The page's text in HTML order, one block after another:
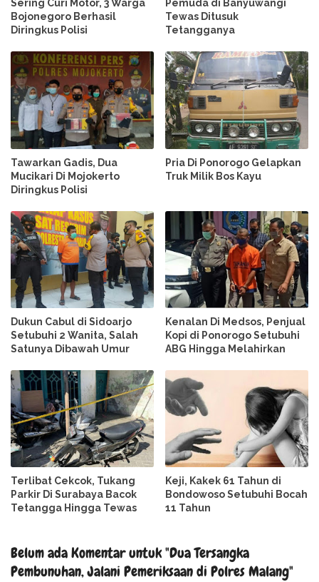
Sering Curi Motor, 3 Warga
Bojonegoro Berhasil
Diringkus Polisi
Pemuda di Banyuwangi
Tewas Ditusuk
Tetangganya
Tawarkan Gadis, Dua
Mucikari Di Mojokerto
Diringkus Polisi
Pria Di Ponorogo Gelapkan
Truk Milik Bos Kayu
Dukun Cabul di Sidoarjo
Setubuhi 2 Wanita, Salah
Satunya Dibawah Umur
Kenalan Di Medsos, Penjual
Kopi di Ponorogo Setubuhi
ABG Hingga Melahirkan
Terlibat Cekcok, Tukang
Parkir Di Surabaya Bacok
Tetangga Hingga Tewas
Keji, Kakek 61 Tahun di
Bondowoso Setubuhi Bocah
11 Tahun
Belum ada Komentar untuk "Dua Tersangka
Pembunuhan, Jalani Pemeriksaan di Polres Malang"